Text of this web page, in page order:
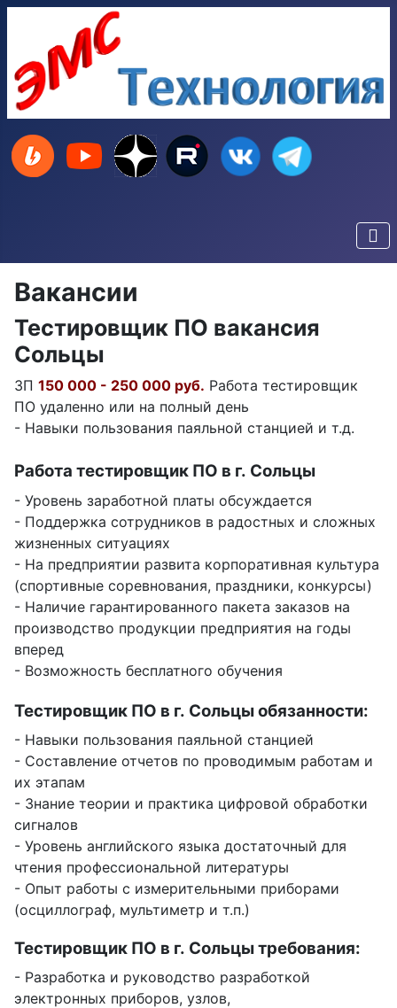
Вакансии
Тестировщик ПО вакансия
Сольцы
ЗП 150 000 - 250 000 руб. Работа тестировщик
ПО удаленно или на полный день
- Навыки пользования паяльной станцией и т.д.
Работа тестировщик ПО в г. Сольцы
- Уровень заработной платы обсуждается
- Поддержка сотрудников в радостных и сложных
жизненных ситуациях
- На предприятии развита корпоративная культура
(спортивные соревнования, праздники, конкурсы)
- Наличие гарантированного пакета заказов на
производство продукции предприятия на годы
вперед
- Возможность бесплатного обучения
Тестировщик ПО в г. Сольцы обязанности:
- Навыки пользования паяльной станцией
- Составление отчетов по проводимым работам и
их этапам
- Знание теории и практика цифровой обработки
сигналов
- Уровень английского языка достаточный для
чтения профессиональной литературы
- Опыт работы с измерительными приборами
(осциллограф, мультиметр и т.п.)
Тестировщик ПО в г. Сольцы требования:
- Разработка и руководство разработкой
электронных приборов, узлов,